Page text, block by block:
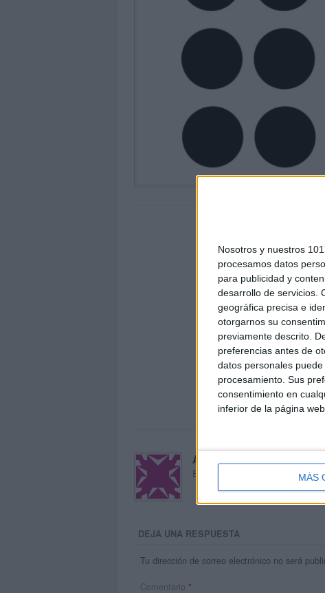
Nosotros y nuestros
procesamos datos
para publicidad y
desarrollo de servicios.
geográfica precisa e
otorgarnos su
previamente descrito.
preferencias antes de
datos personales
procesamiento. Sus
consentimiento en
inferior de la página web.
MÁS
Acerca de María Olivares
El autor no ha proporcionado
DEJA UNA RESPUESTA
Tu dirección de correo electrónico no será
Comentario *